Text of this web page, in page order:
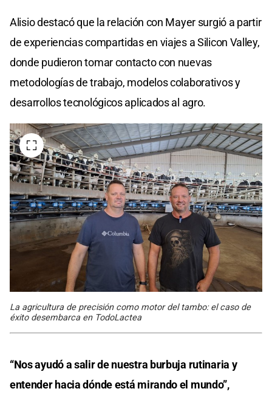
Alisio destacó que la relación con Mayer surgió a partir
de experiencias compartidas en viajes a Silicon Valley,
donde pudieron tomar contacto con nuevas
metodologías de trabajo, modelos colaborativos y
desarrollos tecnológicos aplicados al agro.
La agricultura de precisión como motor del tambo: el caso de
éxito desembarca en TodoLactea
“Nos ayudó a salir de nuestra burbuja rutinaria y
entender hacia dónde está mirando el mundo”,